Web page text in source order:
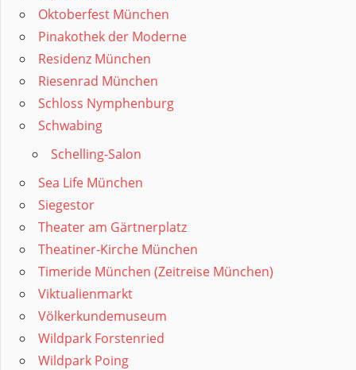
Oktoberfest München
Pinakothek der Moderne
Residenz München
Riesenrad München
Schloss Nymphenburg
Schwabing
Schelling-Salon
Sea Life München
Siegestor
Theater am Gärtnerplatz
Theatiner-Kirche München
Timeride München (Zeitreise München)
Viktualienmarkt
Völkerkundemuseum
Wildpark Forstenried
Wildpark Poing